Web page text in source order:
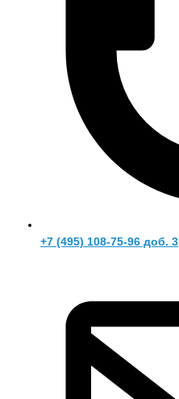
+7 (495) 108-75-96 доб. 3